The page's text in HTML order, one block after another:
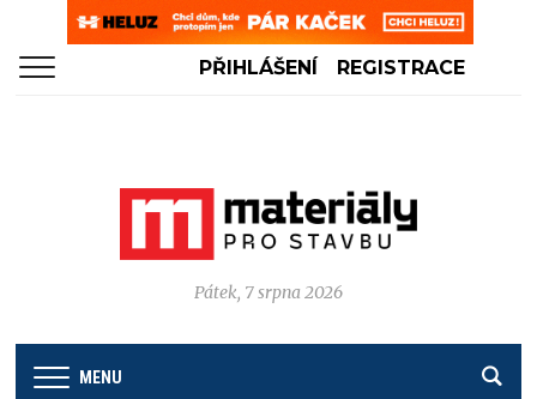
PŘIHLÁŠENÍ REGISTRACE
Pátek, 7 srpna 2026
MENU